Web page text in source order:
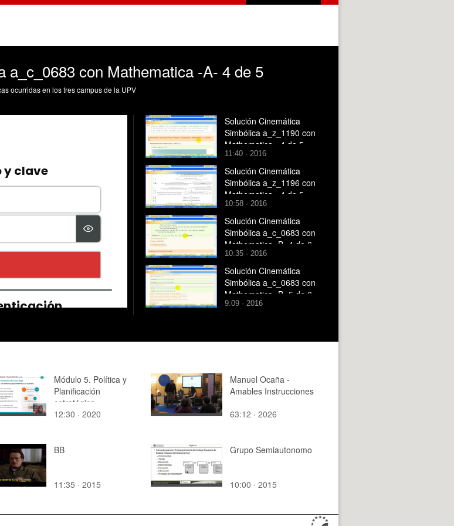
a_c_0683 con Mathematica -A- 4 de 5
ocurridas en los tres campus de la UPV
Solución Cinemática
Simbólica a_z_1190 con
Mathematica - 4 de 5
11:40 · 2016
Solución Cinemática
Simbólica a_z_1196 con
Mathematica - 4 de 5
10:58 · 2016
Solución Cinemática
Simbólica a_c_0683 con
Mathematica -B- 4 de 6
10:35 · 2016
Solución Cinemática
Simbólica a_c_0683 con
Mathematica -B- 5 de 6
9:09 · 2016
Módulo 5. Política y
Planificación
estratégica.
Transferencia
12:30 · 2020
Manuel Ocaña -
Amables Instrucciones
63:12 · 2026
BB
11:35 · 2015
Grupo Semiautonomo
10:00 · 2015